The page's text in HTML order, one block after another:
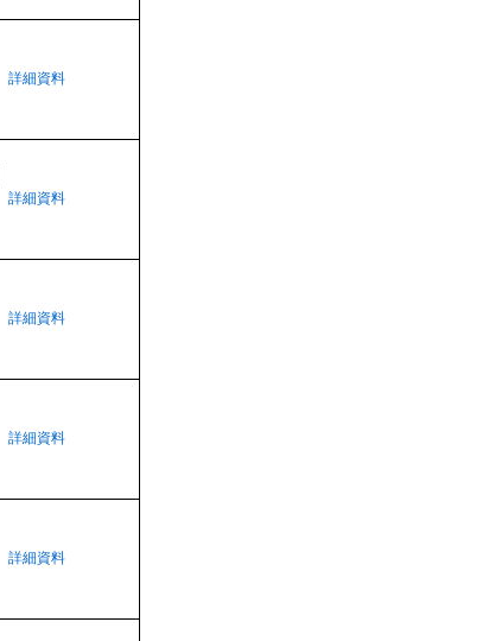
詳細資料
詳細資料
詳細資料
詳細資料
詳細資料